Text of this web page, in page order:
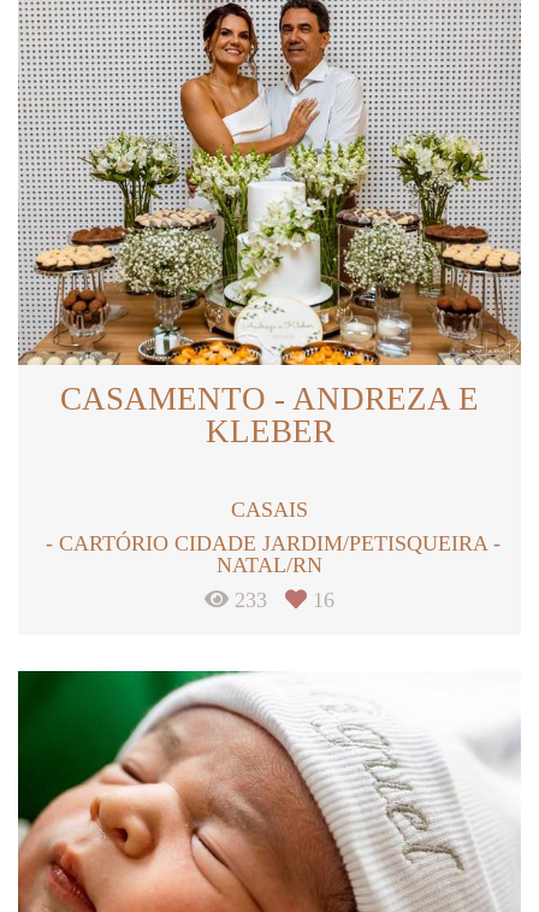
CASAMENTO - ANDREZA E
KLEBER
CASAIS
CARTÓRIO CIDADE JARDIM/PETISQUEIRA -
NATAL/RN
233
16